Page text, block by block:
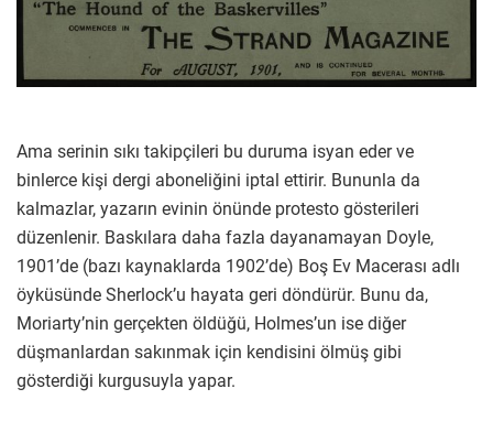
Ama serinin sıkı takipçileri bu duruma isyan eder ve
binlerce kişi dergi aboneliğini iptal ettirir. Bununla da
kalmazlar, yazarın evinin önünde protesto gösterileri
düzenlenir. Baskılara daha fazla dayanamayan Doyle,
1901’de (bazı kaynaklarda 1902’de) Boş Ev Macerası adlı
öyküsünde Sherlock’u hayata geri döndürür. Bunu da,
Moriarty’nin gerçekten öldüğü, Holmes’un ise diğer
düşmanlardan sakınmak için kendisini ölmüş gibi
gösterdiği kurgusuyla yapar.